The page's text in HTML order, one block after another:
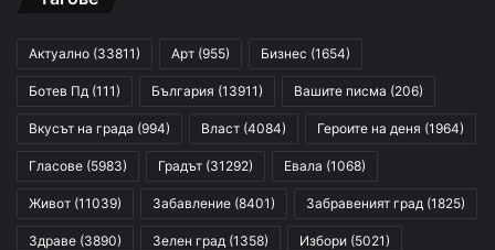
Актуално (33811) Арт (955) Бизнес (1654)
Ботев Пд (111) България (13911) Вашите писма (206)
Вкусът на града (994) Власт (4084) Героите на деня (1964)
Гласове (5983) Градът (31292) Евала (1068)
Живот (11039) Забавление (8401) Забравеният град (1825)
Здраве (3890) Зелен град (1358) Избори (5021)